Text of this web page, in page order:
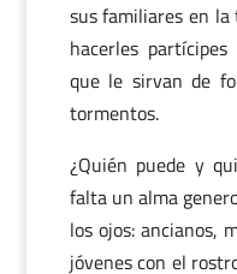
sus familiares en
hacerles
que le sirvan de
tormentos.
¿Quién puede y
falta un alma
los ojos: ancianos,
jóvenes con el